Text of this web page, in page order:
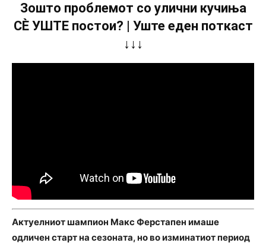
Зошто проблемот со улични кучиња
СÈ УШТЕ постои? | Уште еден поткаст
↓↓↓
Актуелниот шампион Макс Ферстапен имаше
одличен старт на сезоната, но во изминатиот период